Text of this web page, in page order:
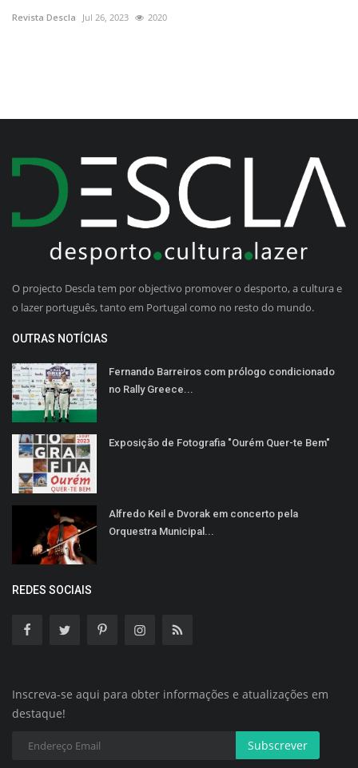
Revista Descla Jul 26, 2023 2020
O projecto Descla tem por objectivo promover o desporto, a cultura e
o lazer português, tanto em Portugal como no resto do mundo.
OUTRAS NOTÍCIAS
Fernando Barreiros com prólogo condicionado
no Rally Greece...
Exposição de Fotografia "Ourém Quer-te Bem"
Alfredo Keil e Dvorak em concerto pela
Orquestra Municipal...
REDES SOCIAIS
Inscreva-se aqui para obter informações e atualizações em
destaque!
Subscrever